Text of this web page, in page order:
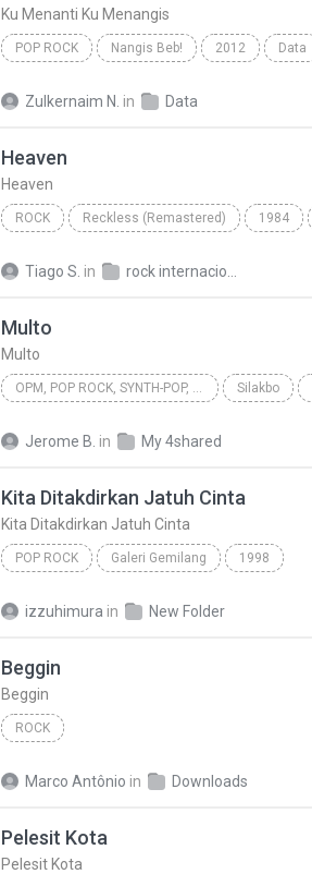
Ku Menanti Ku Menangis
POP ROCK Nangis Beb! 2012 Data
Zulkernaim N. in Data
Heaven
Heaven
ROCK Reckless (Remastered) 1984
Tiago S. in
Multo
Multo
OPM, POP ROCK, SYNTH-POP, POP Silakbo
Jerome B. in My 4shared
Kita Ditakdirkan Jatuh Cinta
Kita Ditakdirkan Jatuh Cinta
POP ROCK Galeri Gemilang 1998
izzuhimura in New Folder
Beggin
Beggin
ROCK
Marco Antônio in Downloads
Pelesit Kota
Pelesit Kota